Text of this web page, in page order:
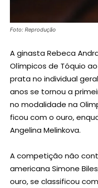
Foto: Reprodução
A ginasta Rebeca
Olímpicos de Tóquio
prata no individual
anos se tornou a
no modalidade na
ficou com o ouro,
Angelina Melinkova.
A competição não
americana Simone
ouro, se classificou